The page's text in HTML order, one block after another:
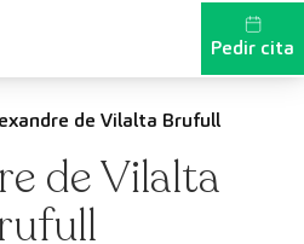
Pedir cita
de Vilalta Brufull
de Vilalta